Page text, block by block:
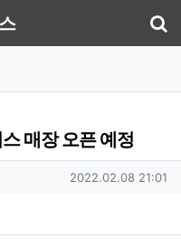
매장 오픈 예정
작성일
2022.02.08 21:01